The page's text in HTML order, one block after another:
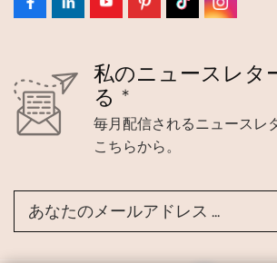
私のニュースレタ
る *
毎月配信されるニュースレ
こちらから。